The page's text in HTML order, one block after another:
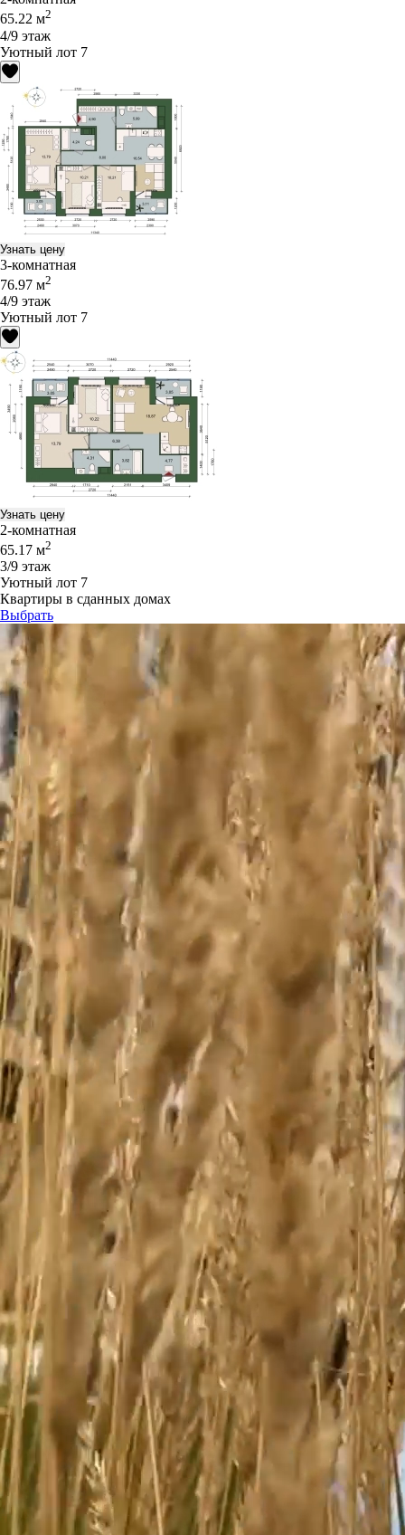
65.22 м2
4/9 этаж
Уютный лот 7
Узнать цену
3-комнатная
76.97 м2
4/9 этаж
Уютный лот 7
Узнать цену
2-комнатная
65.17 м2
3/9 этаж
Уютный лот 7
Квартиры в сданных домах
Выбрать